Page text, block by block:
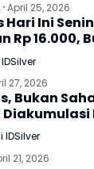
April 25, 2026
Hari Ini
Rp 16.000,
27, 2026
Bukan
IDSilver
21, 2026